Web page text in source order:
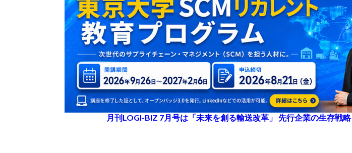
月刊LOGI-BIZ 7月号は「未来を創る輸送改革」 先行企業の生存戦